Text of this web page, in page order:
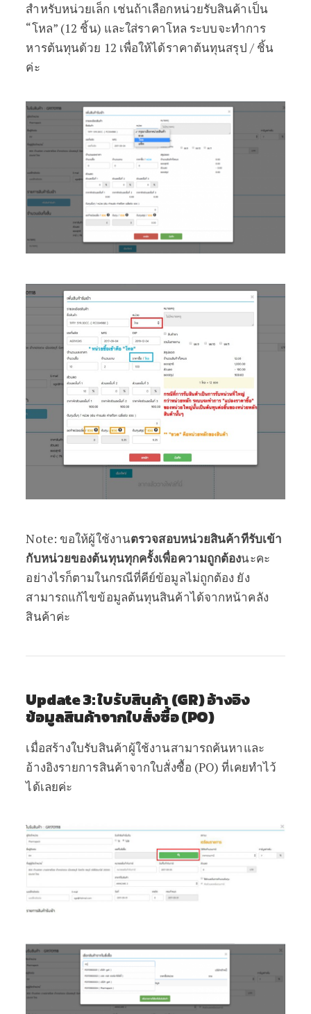
สำหรับหน่วยเล็ก เช่นถ้าเลือกหน่วยรับสินค้าเป็น
“โหล” (12 ชิ้น) และใส่ราคาโหล ระบบจะทำการ
หารต้นทุนด้วย 12 เพื่อให้ได้ราคาต้นทุนสรุป / ชิ้น
ค่ะ
Note: ขอให้ผู้ใช้งานตรวจสอบหน่วยสินค้าทีรับเข้า
กับหน่วยของต้นทุนทุกครั้งเพื่อความถูกต้องนะคะ
อย่างไรก็ตามในกรณีที่คีย์ข้อมูลไม่ถูกต้อง ยัง
สามารถแก้ไขข้อมูลต้นทุนสินค้าได้จากหน้าคลัง
สินค้าค่ะ
Update 3: ใบรับสินค้า (GR) อ้างอิง
ข้อมูลสินค้าจากใบสั่งซื้อ (PO)
เมื่อสร้างใบรับสินค้าผู้ใช้งานสามารถค้นหาและ
อ้างอิงรายการสินค้าจากใบสั่งซื้อ (PO) ที่เคยทำไว้
ได้เลยค่ะ